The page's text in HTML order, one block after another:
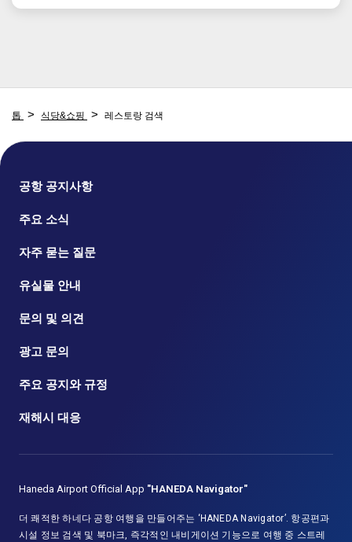
톱 식당&쇼핑 레스토랑 검색
공항 공지사항
주요 소식
자주 묻는 질문
유실물 안내
문의 및 의견
광고 문의
주요 공지와 규정
재해시 대응
Haneda Airport Official App "HANEDA Navigator"
더 쾌적한 하네다 공항 여행을 만들어주는 ‘HANEDA Navigator’. 항공편과
시설 정보 검색 및 북마크, 즉각적인 내비게이션 기능으로 여행 중 스트레